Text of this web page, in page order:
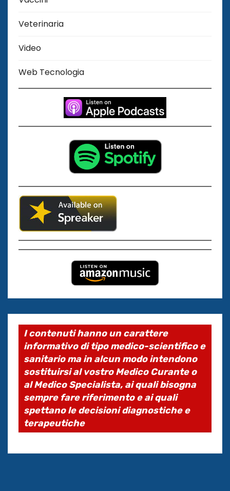
Veterinaria
Video
Web Tecnologia
I contenuti hanno un carattere
informativo di tipo medico-scientifico e
sanitario ma in alcun modo intendono
sostituirsi al vostro Medico Curante o
al Medico Specialista, ai quali bisogna
sempre fare riferimento e ai quali
spettano le decisioni diagnostiche e
terapeutiche